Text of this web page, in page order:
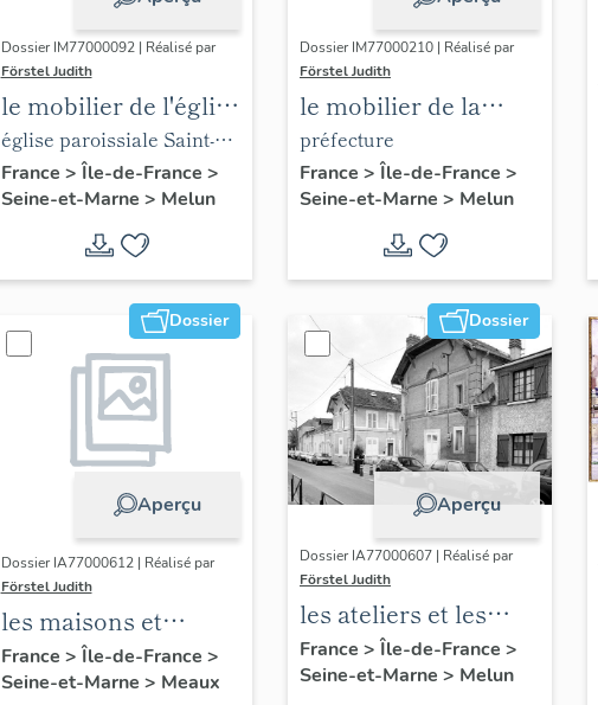
Dossier IM77000092 | Réalisé par
Förstel Judith
le mobilier de l'église
Saint-Aspais
église paroissiale Saint-
Aspais
France > Île-de-France >
Seine-et-Marne > Melun
Dossier IM77000210 | Réalisé par
Förstel Judith
le mobilier de la
préfecture de Seine-
et-Marne
préfecture
France > Île-de-France >
Seine-et-Marne > Melun
Dossier
Aperçu
Dossier IA77000612 | Réalisé par
Förstel Judith
les maisons et
immeubles de
Meaux
France > Île-de-France >
Seine-et-Marne > Meaux
Dossier
Aperçu
Dossier IA77000607 | Réalisé par
Förstel Judith
les ateliers et les
usines de Melun
France > Île-de-France >
Seine-et-Marne > Melun